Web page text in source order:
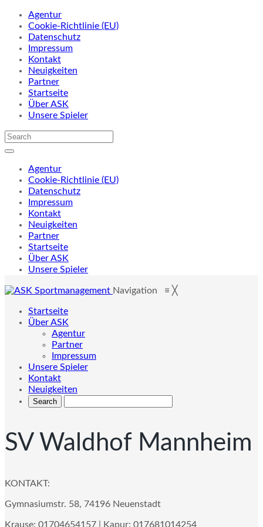
Agentur
Cookie-Richtlinie (EU)
Datenschutz
Impressum
Kontakt
Neuigkeiten
Partner
Startseite
Über ASK
Unsere Spieler
Agentur
Cookie-Richtlinie (EU)
Datenschutz
Impressum
Kontakt
Neuigkeiten
Partner
Startseite
Über ASK
Unsere Spieler
Navigation ≡ ╳
Startseite
Über ASK
Agentur
Partner
Impressum
Unsere Spieler
Kontakt
Neuigkeiten
SV Waldhof Mannheim
KONTAKT:
Gymnasiumstr. 58, 74196 Neuenstadt
Krause: 01704654157 | Kapur: 017681014254